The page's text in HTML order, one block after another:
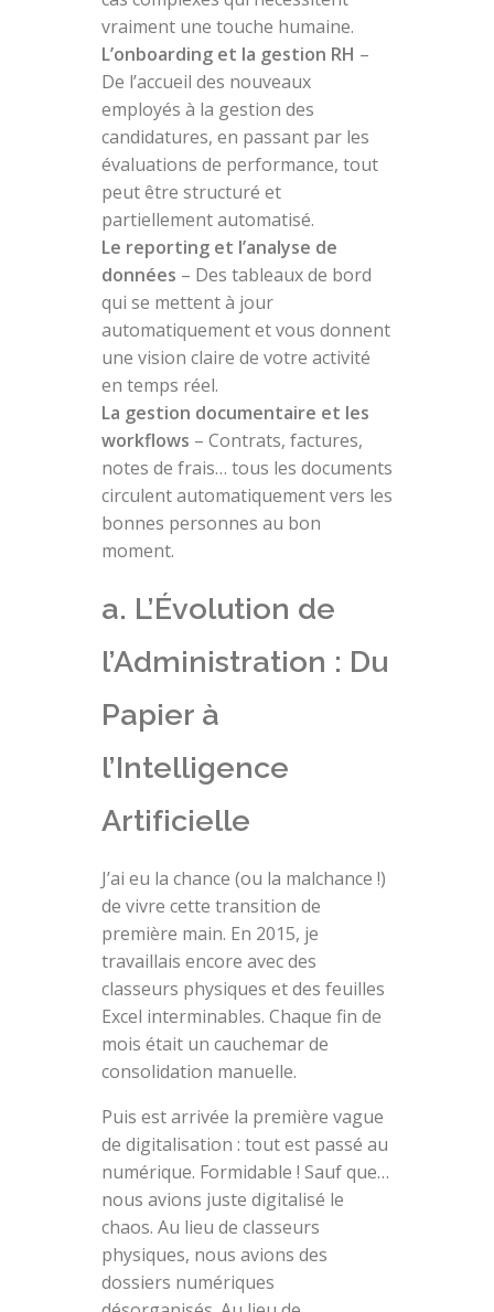
vraiment une touche humaine.
L’onboarding et la gestion RH –
De l’accueil des nouveaux
employés à la gestion des
candidatures, en passant par les
évaluations de performance, tout
peut être structuré et
partiellement automatisé.
Le reporting et l’analyse de
données – Des tableaux de bord
qui se mettent à jour
automatiquement et vous donnent
une vision claire de votre activité
en temps réel.
La gestion documentaire et les
workflows – Contrats, factures,
notes de frais… tous les documents
circulent automatiquement vers les
bonnes personnes au bon
moment.
a. L’Évolution de
l’Administration : Du
Papier à
l’Intelligence
Artificielle
J’ai eu la chance (ou la malchance !)
de vivre cette transition de
première main. En 2015, je
travaillais encore avec des
classeurs physiques et des feuilles
Excel interminables. Chaque fin de
mois était un cauchemar de
consolidation manuelle.
Puis est arrivée la première vague
de digitalisation : tout est passé au
numérique. Formidable ! Sauf que…
nous avions juste digitalisé le
chaos. Au lieu de classeurs
physiques, nous avions des
dossiers numériques